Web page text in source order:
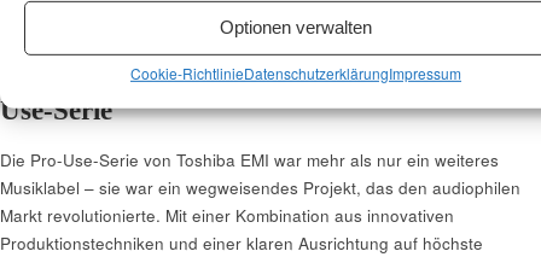
Optionen verwalten
Cookie-RichtlinieDatenschutzerklärungImpressum
herausragender Audioqualität.
Zusammenfassung der Bedeutung der Pro-
Use-Serie
Die Pro-Use-Serie von Toshiba EMI war mehr als nur ein weiteres
Musiklabel – sie war ein wegweisendes Projekt, das den audiophilen
Markt revolutionierte. Mit einer Kombination aus innovativen
Produktionstechniken und einer klaren Ausrichtung auf höchste